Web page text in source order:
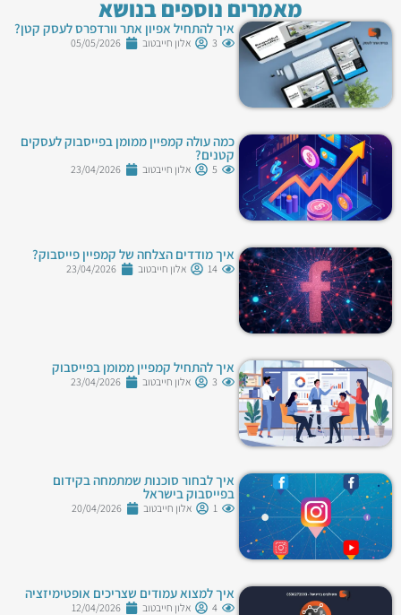
מאמרים נוספים בנושא
איך להתחיל אפיון אתר וורדפרס לעסק קטן?
3 אלון חייבטוב 05/05/2026
כמה עולה קמפיין ממומן בפייסבוק לעסקים
קטנים?
5 אלון חייבטוב 23/04/2026
איך מודדים הצלחה של קמפיין פייסבוק?
14 אלון חייבטוב 23/04/2026
איך להתחיל קמפיין ממומן בפייסבוק
3 אלון חייבטוב 23/04/2026
איך לבחור סוכנות שמתמחה בקידום
בפייסבוק בישראל
1 אלון חייבטוב 20/04/2026
איך למצוא עמודים שצריכים אופטימיזציה
4 אלון חייבטוב 12/04/2026